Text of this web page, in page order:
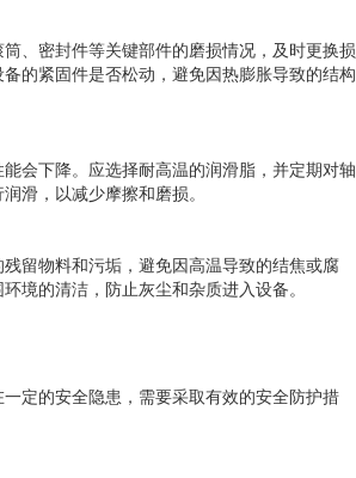
、密封件等关键部件的磨损情况，及时更换损
的紧固件是否松动，避免因热膨胀导致的结构
会下降。应选择耐高温的润滑脂，并定期对轴
滑，以减少摩擦和磨损。
留物料和污垢，避免因高温导致的结焦或腐
境的清洁，防止灰尘和杂质进入设备。
定的安全隐患，需要采取有效的安全防护措